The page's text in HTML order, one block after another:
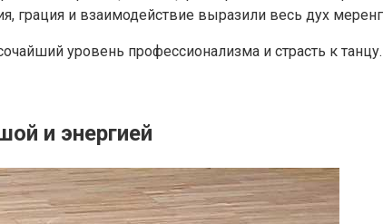
грация и взаимодействие выразили весь дух
уровень профессионализма и страсть к
и энергией